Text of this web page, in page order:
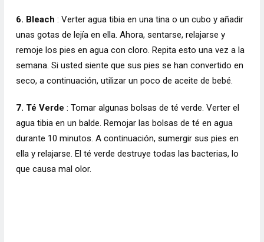
6. Bleach : Verter agua tibia en una tina o un cubo y añadir
unas gotas de lejía en ella. Ahora, sentarse, relajarse y
remoje los pies en agua con cloro. Repita esto una vez a la
semana. Si usted siente que sus pies se han convertido en
seco, a continuación, utilizar un poco de aceite de bebé.
7. Té Verde : Tomar algunas bolsas de té verde. Verter el
agua tibia en un balde. Remojar las bolsas de té en agua
durante 10 minutos. A continuación, sumergir sus pies en
ella y relajarse. El té verde destruye todas las bacterias, lo
que causa mal olor.